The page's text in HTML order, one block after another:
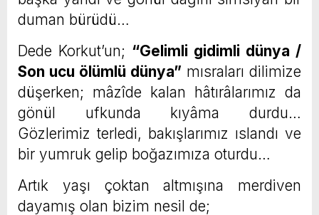
duman bürüdü…
Dede Korkut’un; “Gelimli gidimli dünya /
Son ucu ölümlü dünya” mısraları dilimize
düşerken; mâzîde kalan hâtırâlarımız da
gönül ufkunda kıyâma durdu…
Gözlerimiz terledi, bakışlarımız ıslandı ve
bir yumruk gelip boğazımıza oturdu…
Artık yaşı çoktan altmışına merdiven
dayamış olan bizim nesil de;